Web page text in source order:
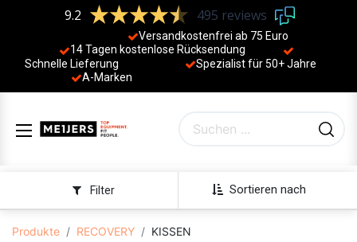
9.2 495 reviews
Versandkostenfrei ab 75 Euro
14 Tagen kostenlose Rücksendung
Schnelle Lieferung
Spezialist für 50+ Jahre
A-Marken
Sortieren nach
Filter
Produkte RECOVERY KISSEN